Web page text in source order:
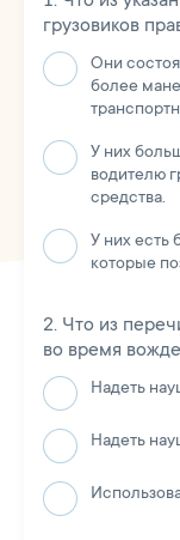
грузовиков
Они
более
У них
водителю
средства.
У них есть
которые
Что из
во время
Надеть
Надеть